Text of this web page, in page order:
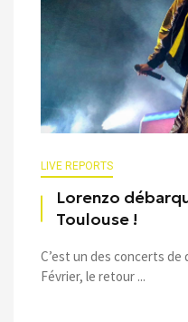
LIVE REPORTS
Lorenzo
Toulouse !
C’est un des concerts de
Février, le retour ...